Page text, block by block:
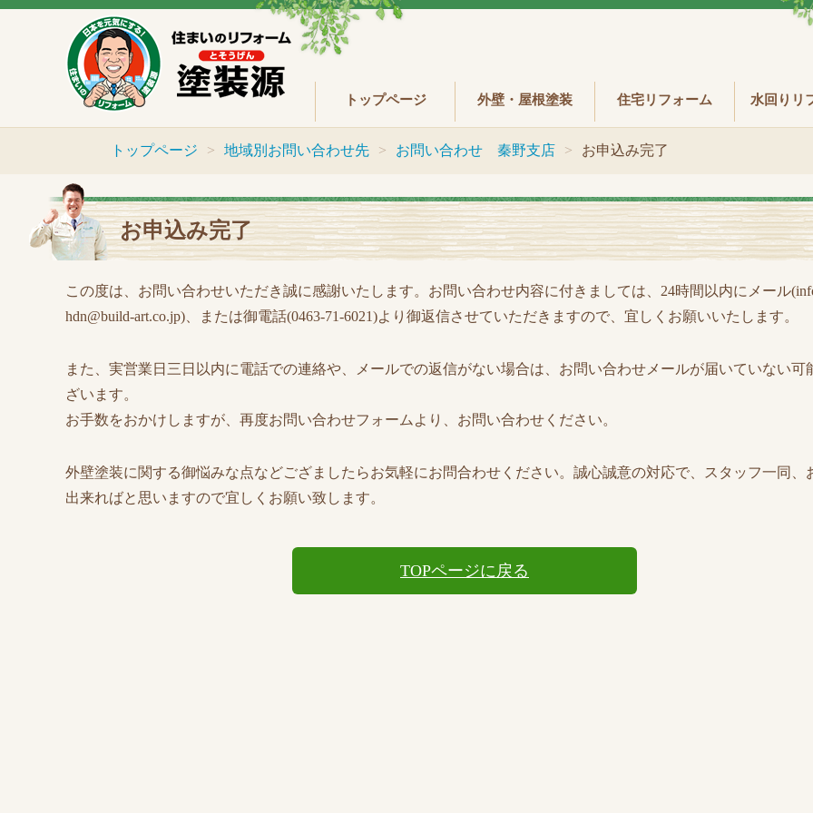
トップページ 外壁・屋根塗装 住宅リフォーム 水回りリ
トップページ 地域別お問い合わせ先 お問い合わせ 秦野支店 お申込み完了
お申込み完了
この度は、お問い合わせいただき誠に感謝いたします。お問い合わせ内容に付きましては、24時間以内にメール
hdn@build-art.co.jp)、または御電話(0463-71-6021)より御返信させていただきますので、宜しくお願いいたします。
また、実営業日三日以内に電話での連絡や、メールでの返信がない場合は、お問い合わせメールが届いていない可
ざいます。
お手数をおかけしますが、再度お問い合わせフォームより、お問い合わせください。
外壁塗装に関する御悩みな点などござましたらお気軽にお問合わせください。誠心誠意の対応で、スタッフ一同、
出来ればと思いますので宜しくお願い致します。
TOPページに戻る